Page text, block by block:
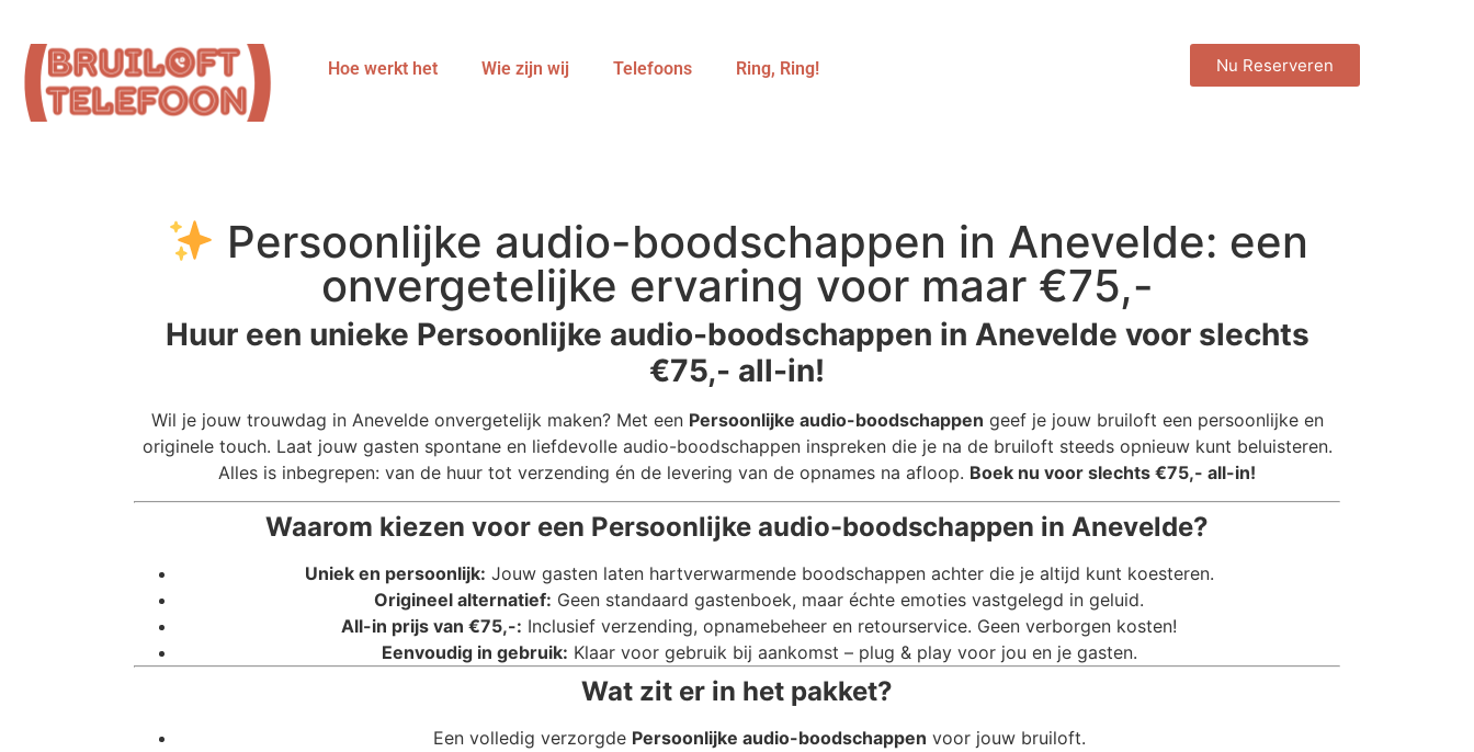
Hoe werkt het Wie zijn wij Telefoons Ring, Ring! Nu Reserveren
Persoonlijke audio-boodschappen in Anevelde: een
onvergetelijke ervaring voor maar €75,-
Huur een unieke Persoonlijke audio-boodschappen in Anevelde voor slechts
€75,- all-in!
Wil je jouw trouwdag in Anevelde onvergetelijk maken? Met een Persoonlijke audio-boodschappen geef je jouw bruiloft een persoonlijke en
originele touch. Laat jouw gasten spontane en liefdevolle audio-boodschappen inspreken die je na de bruiloft steeds opnieuw kunt beluisteren.
Alles is inbegrepen: van de huur tot verzending én de levering van de opnames na afloop. Boek nu voor slechts €75,- all-in!
Waarom kiezen voor een Persoonlijke audio-boodschappen in Anevelde?
Uniek en persoonlijk: Jouw gasten laten hartverwarmende boodschappen achter die je altijd kunt koesteren.
Origineel alternatief: Geen standaard gastenboek, maar échte emoties vastgelegd in geluid.
All-in prijs van €75,-: Inclusief verzending, opnamebeheer en retourservice. Geen verborgen kosten!
Eenvoudig in gebruik: Klaar voor gebruik bij aankomst – plug & play voor jou en je gasten.
Wat zit er in het pakket?
Een volledig verzorgde Persoonlijke audio-boodschappen voor jouw bruiloft.